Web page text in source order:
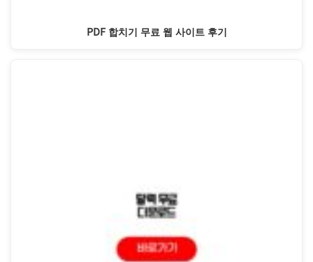
PDF 합치기 무료 웹 사이트 후기